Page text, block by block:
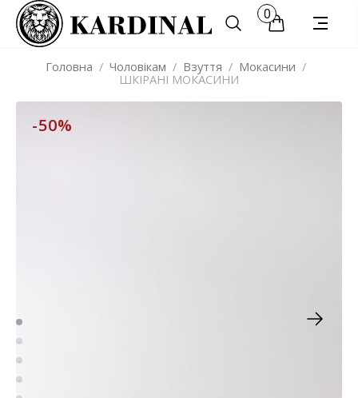
0
Головна / Чоловікам / Взуття / Мокасини /
ШКІРАНІ МОКАСИНИ
-50%